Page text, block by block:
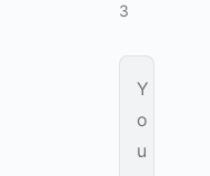
3
Y
o
u